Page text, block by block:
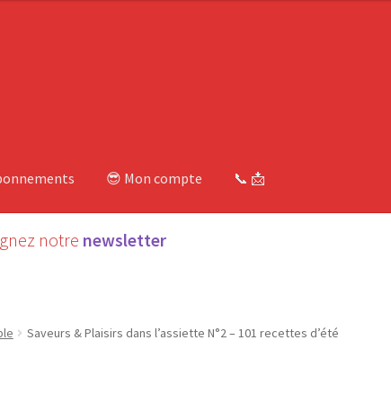
😎 Mon compte 📞 📩
notre newsletter
Saveurs & Plaisirs dans l’assiette N°2 – 101 recettes d’été